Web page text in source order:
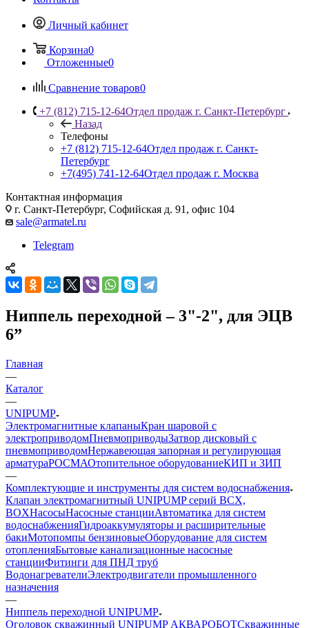
Личный кабинет
Корзина0
Отложенные0
Сравнение товаров0
+7 (812) 715-12-64Отдел продаж г. Санкт-Петербург
Назад
Телефоны
+7 (812) 715-12-64Отдел продаж г. Санкт-
Петербург
+7(495) 741-12-64Отдел продаж г. Москва
Контактная информация
г. Санкт-Петербург, Софийская д. 91, офис 104
sale@armatel.ru
Telegram
Ниппель переходной – 3"-2", для ЭЦВ
6”
Главная
—
Каталог
—
UNIPUMP
Электромагнитные клапаныКран шаровой с
электроприводомПневмоприводыЗатвор дисковый с
пневмоприводомНержавеющая запорная и регулирующая
арматураРОСМАОтопительное оборудованиеКИП и ЗИП
—
Комплектующие и инструменты для систем водоснабжения
Клапан электромагнитный UNIPUMP серий BCX,
BOXНасосыНасосные станцииАвтоматика для систем
водоснабженияГидроаккумуляторы и расширительные
бакиМотопомпы бензиновыеОборудование для систем
отопленияБытовые канализационные насосные
станцииФитинги для ПНД труб
ВодонагревателиЭлектродвигатели промышленного
назначения
—
Ниппель переходной UNIPUMP
Оголовок скважинный UNIPUMP АКВАРОБОТСкважинные